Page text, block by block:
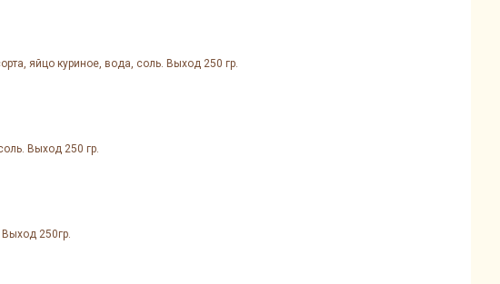
яйцо куриное, вода, соль. Выход 250 гр.
Выход 250 гр.
250гр.